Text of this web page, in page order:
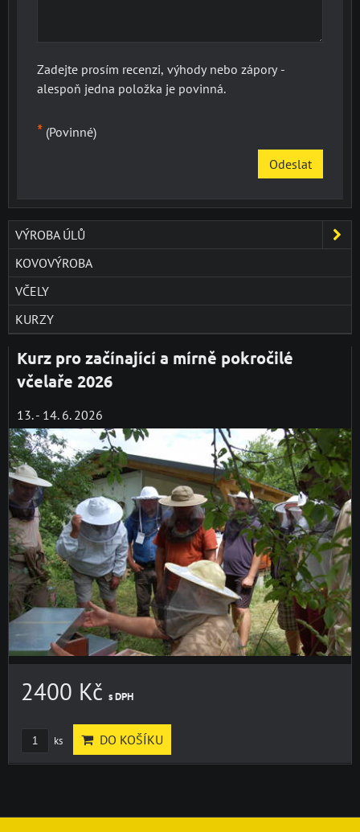
Zadejte prosím recenzi, výhody nebo zápory -
alespoň jedna položka je povinná.
* (Povinné)
Odeslat
VÝROBA ÚLŮ
KOVOVÝROBA
VČELY
KURZY
Kurz pro začínající a mírně pokročilé
včelaře 2026
13. - 14. 6. 2026
2400 Kč s DPH
ks DO KOŠÍKU